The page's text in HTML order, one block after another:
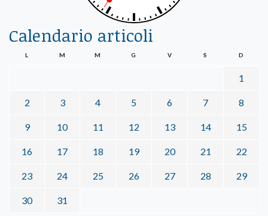
Calendario articoli
L M M G V S D
1
2 3 4 5 6 7 8
9 10 11 12 13 14 15
16 17 18 19 20 21 22
23 24 25 26 27 28 29
30 31